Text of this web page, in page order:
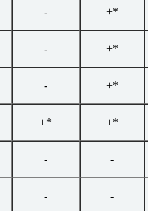
- +*
- +*
- +*
+* +*
- -
- -